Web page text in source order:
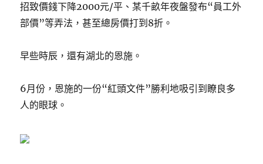
招致價錢下降2000元/平、某千畝年夜盤發布“員工外
部價”等弄法，甚至總房價打到8折。
早些時辰，還有湖北的恩施。
6月份，恩施的一份“紅頭文件”勝利地吸引到瞭良多
人的眼球。